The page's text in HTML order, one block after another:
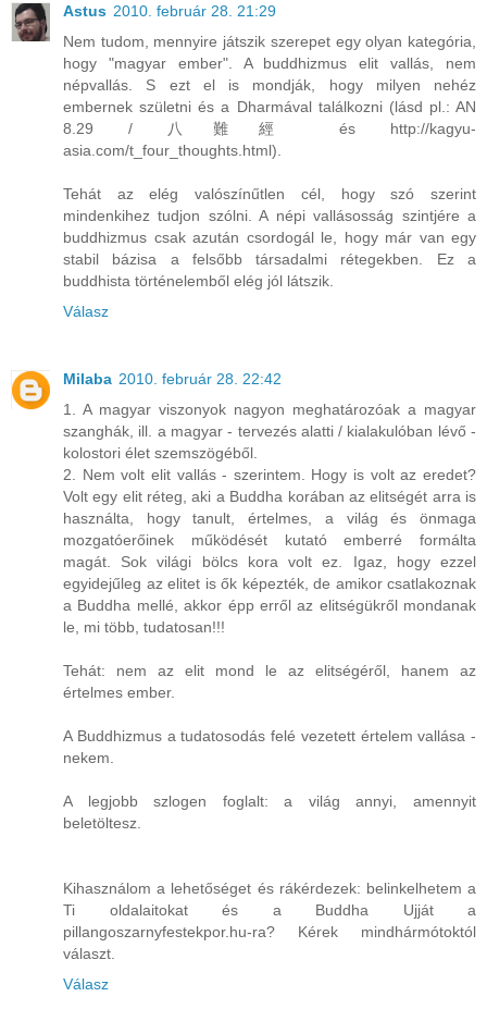
Astus 2010. február 28. 21:29
Nem tudom, mennyire játszik szerepet egy olyan kategória,
hogy "magyar ember". A buddhizmus elit vallás, nem
népvallás. S ezt el is mondják, hogy milyen nehéz
embernek születni és a Dharmával találkozni (lásd pl.: AN
8.29 / 八難經 és http://kagyu-
asia.com/t_four_thoughts.html).
Tehát az elég valószínűtlen cél, hogy szó szerint
mindenkihez tudjon szólni. A népi vallásosság szintjére a
buddhizmus csak azután csordogál le, hogy már van egy
stabil bázisa a felsőbb társadalmi rétegekben. Ez a
buddhista történelemből elég jól látszik.
Válasz
Milaba 2010. február 28. 22:42
1. A magyar viszonyok nagyon meghatározóak a magyar
szanghák, ill. a magyar - tervezés alatti / kialakulóban lévő -
kolostori élet szemszögéből.
2. Nem volt elit vallás - szerintem. Hogy is volt az eredet?
Volt egy elit réteg, aki a Buddha korában az elitségét arra is
használta, hogy tanult, értelmes, a világ és önmaga
mozgatóerőinek működését kutató emberré formálta
magát. Sok világi bölcs kora volt ez. Igaz, hogy ezzel
egyidejűleg az elitet is ők képezték, de amikor csatlakoznak
a Buddha mellé, akkor épp erről az elitségükről mondanak
le, mi több, tudatosan!!!
Tehát: nem az elit mond le az elitségéről, hanem az
értelmes ember.
A Buddhizmus a tudatosodás felé vezetett értelem vallása -
nekem.
A legjobb szlogen foglalt: a világ annyi, amennyit
beletöltesz.
Kihasználom a lehetőséget és rákérdezek: belinkelhetem a
Ti oldalaitokat és a Buddha Ujját a
pillangoszarnyfestekpor.hu-ra? Kérek mindhármótoktól
választ.
Válasz